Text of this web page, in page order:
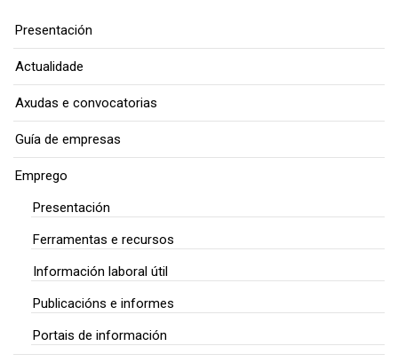
Presentación
Actualidade
Axudas e convocatorias
Guía de empresas
Emprego
Presentación
Ferramentas e recursos
Información laboral útil
Publicacións e informes
Portais de información